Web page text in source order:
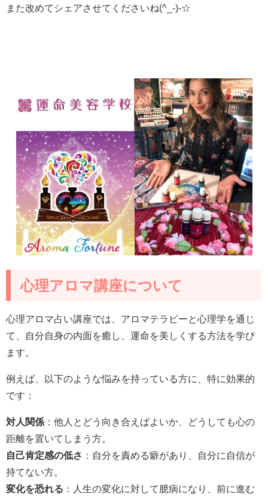
また改めてシェアさせてくださいね(^_-)-☆
心理アロマ講座について
心理アロマ占い講座では、アロマテラピーと心理学を通じ
て、自分自身の内面を癒し、運命を美しくする方法を学び
ます。
例えば、以下のような悩みを持っている方に、特に効果的
です：
対人関係 ：他人とどう向き合えばよいか、どうしても心の
距離を置いてしまう方。
自己肯定感の低さ ：自分を責める癖があり、自分に自信が
持てない方。
変化を恐れる ：人生の変化に対して臆病になり、前に進む